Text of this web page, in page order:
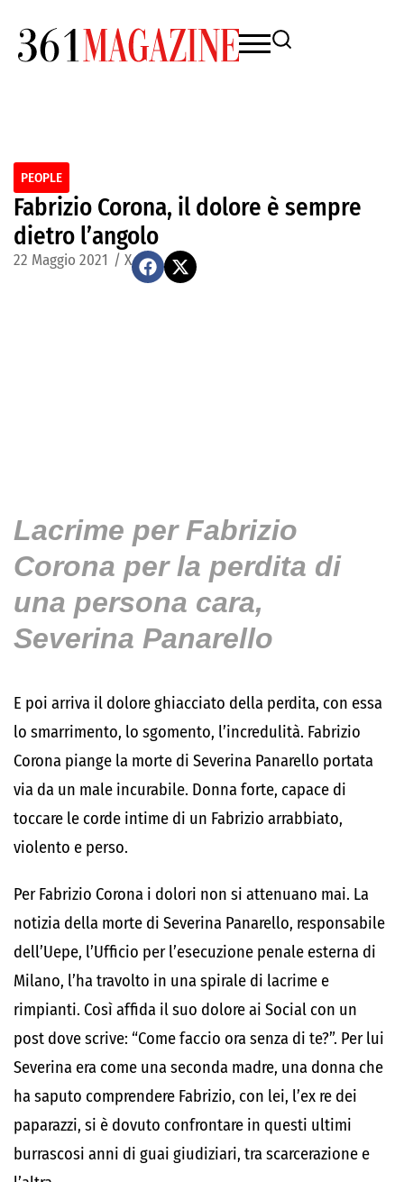
PEOPLE
Fabrizio Corona, il dolore è sempre
dietro l’angolo
22 Maggio 2021 / X
Lacrime per Fabrizio
Corona per la perdita di
una persona cara,
Severina Panarello
E poi arriva il dolore ghiacciato della perdita, con essa
lo smarrimento, lo sgomento, l’incredulità. Fabrizio
Corona piange la morte di Severina Panarello portata
via da un male incurabile. Donna forte, capace di
toccare le corde intime di un Fabrizio arrabbiato,
violento e perso.
Per Fabrizio Corona i dolori non si attenuano mai. La
notizia della morte di Severina Panarello, responsabile
dell’Uepe, l’Ufficio per l’esecuzione penale esterna di
Milano, l’ha travolto in una spirale di lacrime e
rimpianti. Così affida il suo dolore ai Social con un
post dove scrive: “Come faccio ora senza di te?”. Per lui
Severina era come una seconda madre, una donna che
ha saputo comprendere Fabrizio, con lei, l’ex re dei
paparazzi, si è dovuto confrontare in questi ultimi
burrascosi anni di guai giudiziari, tra scarcerazione e